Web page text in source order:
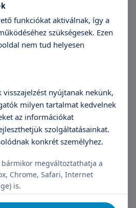
88
88 Részletek
homlokránc
88
funkciókat aktiválnak, így a
szükségesek. Ezen
nem tud helyesen
nyújtanak nekünk,
milyen tartalmat kedvelnek
az információkat
szolgáltatásainkat.
konkrét személyhez.
megváltoztathatja a
Chrome, Safari, Internet
is.